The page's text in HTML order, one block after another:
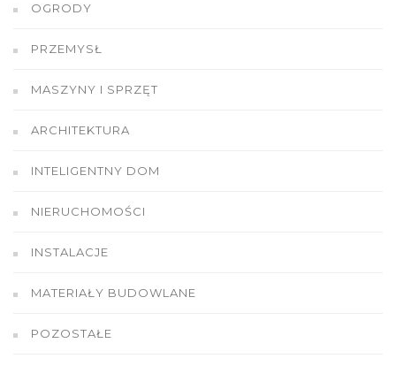
OGRODY
PRZEMYSŁ
MASZYNY I SPRZĘT
ARCHITEKTURA
INTELIGENTNY DOM
NIERUCHOMOŚCI
INSTALACJE
MATERIAŁY BUDOWLANE
POZOSTAŁE